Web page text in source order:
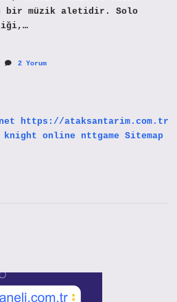
bir müzik aletidir. Solo
2 Yorum
https://ataksantarim.com.tr
knight online nttgame Sitemap